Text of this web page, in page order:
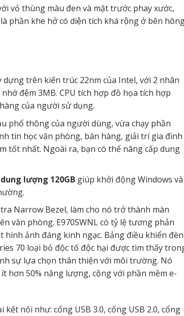
vỏ thùng màu đen và mặt trước phay xước,
phần khe hở có diện tích khá rộng ở bên
dựng trên kiến trúc 22nm của Intel, với 2 nhân
đệm 3MB. CPU tích hợp đồ họa tích hợp
của người sử dụng.
phổ thông của người dùng, vừa chạy phần
tin học văn phòng, bán hàng, giải trí gia đình
tốt nhất. Ngoài ra, bạn có thể nâng cấp dung
dung lượng 120GBgiúp khởi động Windows và
Narrow Bezel, làm cho nó trở thành màn
văn phòng. E970SWNL có tỷ lệ tương phản
hình ảnh đáng kinh ngạc. Bảng điều khiển đèn
70 loại bỏ độc tố độc hại được tìm thấy
sự lựa chọn thân thiện với môi trường. Nó
hơn 50% năng lượng, cộng với phần mềm e-
nối như: cổng USB 3.0, cổng USB 2.0, cổng